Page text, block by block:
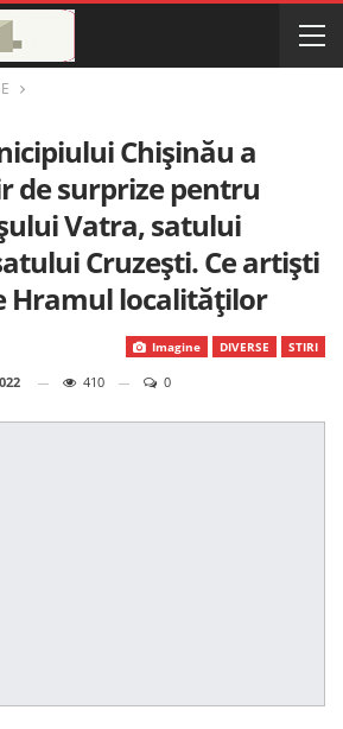
Chișinău a
de surprize pentru
Vatra, satului
Cruzești. Ce artiști
Hramul localităților
Imagine DIVERSE STIRI
410 0